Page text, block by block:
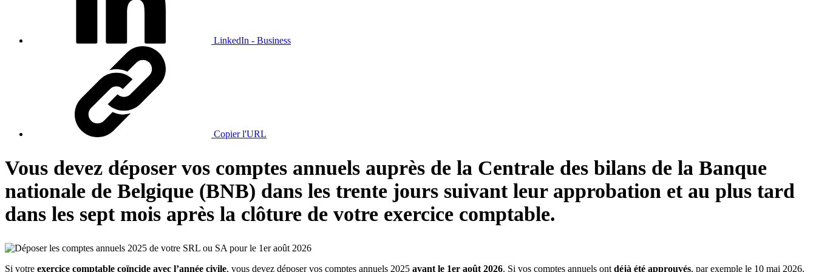
LinkedIn - Business
Copier l'URL
Vous devez déposer vos comptes annuels auprès de la Centrale des bilans de la Banque
nationale de Belgique (BNB) dans les trente jours suivant leur approbation et au plus tard
dans les sept mois après la clôture de votre exercice comptable.
Si votre exercice comptable coïncide avec l’année civile, vous devez déposer vos comptes annuels 2025 avant le 1er août 2026. Si vos comptes annuels ont déjà été approuvés, par exemple le 10 mai 2026,